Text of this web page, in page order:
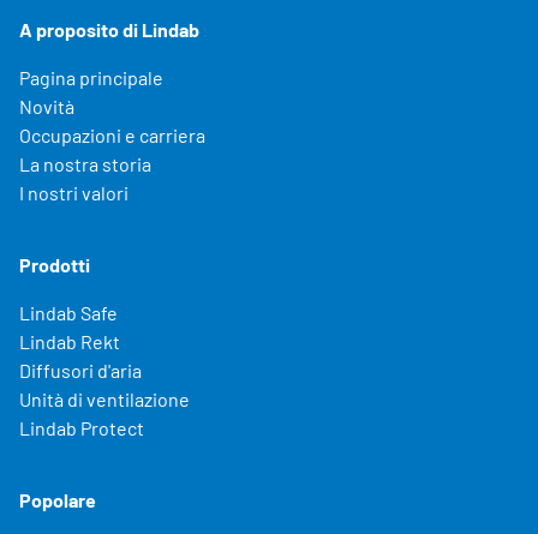
A proposito di Lindab
Pagina principale
Novità
Occupazioni e carriera
La nostra storia
I nostri valori
Prodotti
Lindab Safe
Lindab Rekt
Diffusori d'aria
Unità di ventilazione
Lindab Protect
Popolare